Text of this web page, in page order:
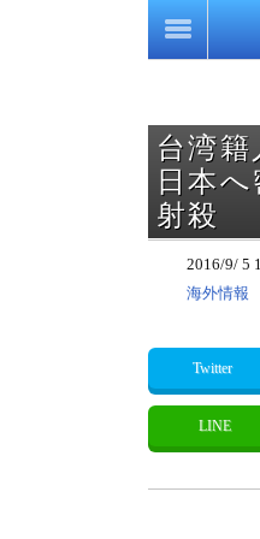
台湾
日本
射殺
2016/9/ 5
海外情報
Twitter
LINE